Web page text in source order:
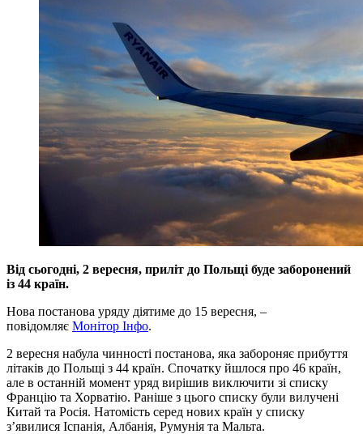
Від сьогодні, 2 вересня, приліт до Польщі буде заборонений
із 44 країн.
Нова постанова уряду діятиме до 15 вересня, –
повідомляє Монітор Інфо.
2 вересня набула чинності постанова, яка забороняє прибуття
літаків до Польщі з 44 країн. Спочатку йшлося про 46 країн,
але в останній момент уряд вирішив виключити зі списку
Францію та Хорватію. Раніше з цього списку були вилучені
Китай та Росія. Натомість серед нових країн у списку
з’явилися Іспанія, Албанія, Румунія та Мальта.